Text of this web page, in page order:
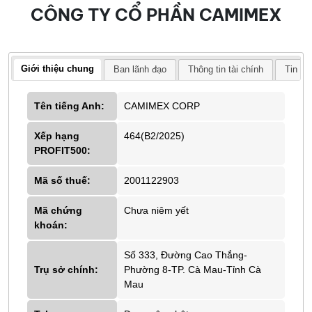
CÔNG TY CỔ PHẦN CAMIMEX
Giới thiệu chung Ban lãnh đạo Thông tin tài chính Tin
Tên tiếng Anh: CAMIMEX CORP
Xếp hạng
PROFIT500:
464(B2/2025)
Mã số thuế: 2001122903
Mã chứng
khoán:
Chưa niêm yết
Trụ sở chính:
Số 333, Đường Cao Thắng-
Phường 8-TP. Cà Mau-Tỉnh Cà
Mau